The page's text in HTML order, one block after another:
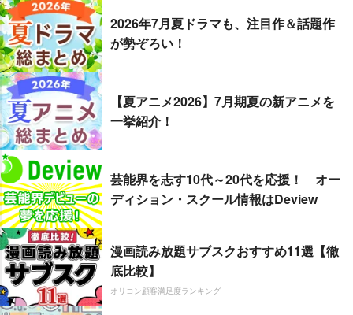
2026年7月夏ドラマも、注目作＆話題作
が勢ぞろい！
【夏アニメ2026】7月期夏の新アニメを
一挙紹介！
芸能界を志す10代～20代を応援！ オー
ディション・スクール情報はDeview
漫画読み放題サブスクおすすめ11選【徹
底比較】
オリコン顧客満足度ランキング